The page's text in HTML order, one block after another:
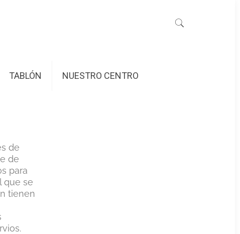
TABLÓN NUESTRO CENTRO
de
de
para
que se
tienen